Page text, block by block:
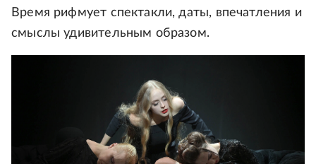
Время рифмует спектакли, даты, впечатления и
смыслы удивительным образом.